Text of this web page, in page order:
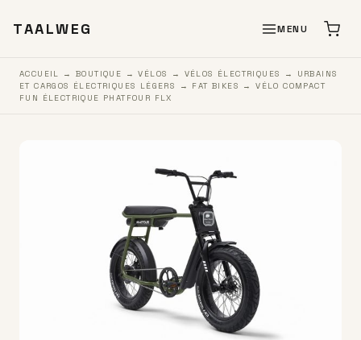
TAALWEG MENU
ACCUEIL →BOUTIQUE →VÉLOS → VÉLOS ÉLECTRIQUES →
URBAINS
ET CARGOS ÉLECTRIQUES LÉGERS
→ FAT BIKES
→ VÉLO COMPACT
FUN ÉLECTRIQUE PHATFOUR FLX